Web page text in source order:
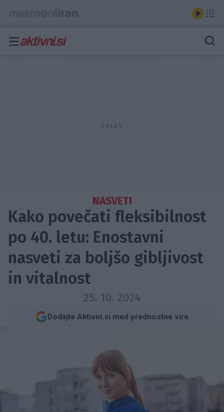
NASVETI
Kako povečati fleksibilnost
po 40. letu: Enostavni
nasveti za boljšo gibljivost
in vitalnost
25. 10. 2024
Dodajte Aktivni.si med prednostne vire